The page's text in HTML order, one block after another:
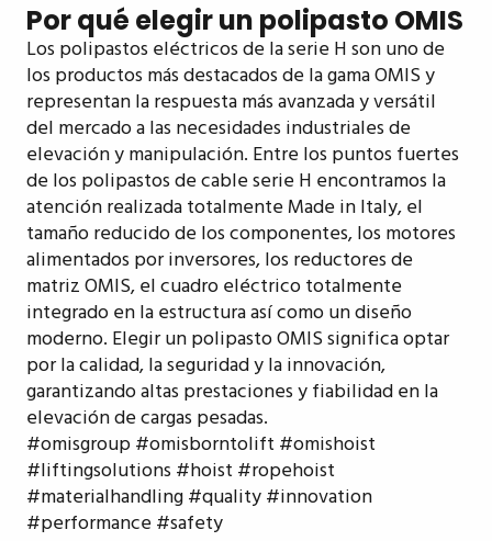
Por qué elegir un polipasto OMIS
Los polipastos eléctricos de la serie H son uno de
los productos más destacados de la gama OMIS y
representan la respuesta más avanzada y versátil
del mercado a las necesidades industriales de
elevación y manipulación. Entre los puntos fuertes
de los polipastos de cable serie H encontramos la
atención realizada totalmente Made in Italy, el
tamaño reducido de los componentes, los motores
alimentados por inversores, los reductores de
matriz OMIS, el cuadro eléctrico totalmente
integrado en la estructura así como un diseño
moderno. Elegir un polipasto OMIS significa optar
por la calidad, la seguridad y la innovación,
garantizando altas prestaciones y fiabilidad en la
elevación de cargas pesadas.
#omisgroup #omisborntolift #omishoist
#liftingsolutions #hoist #ropehoist
#materialhandling #quality #innovation
#performance #safety